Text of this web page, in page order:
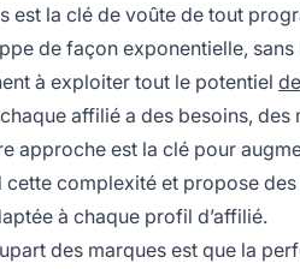
est la clé de voûte de tout
de façon exponentielle,
à exploiter tout le potentiel
affilié a des besoins,
approche est la clé pour
complexité et propose
à chaque profil d’affilié.
des marques est que la